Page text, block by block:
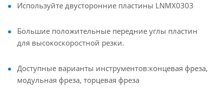
Используйте двусторонние пластины LNMX0303
Большие положительные передние углы пластин
для высокоскоростной резки.
Доступные варианты инструментов:концевая фреза,
модульная фреза, торцевая фреза